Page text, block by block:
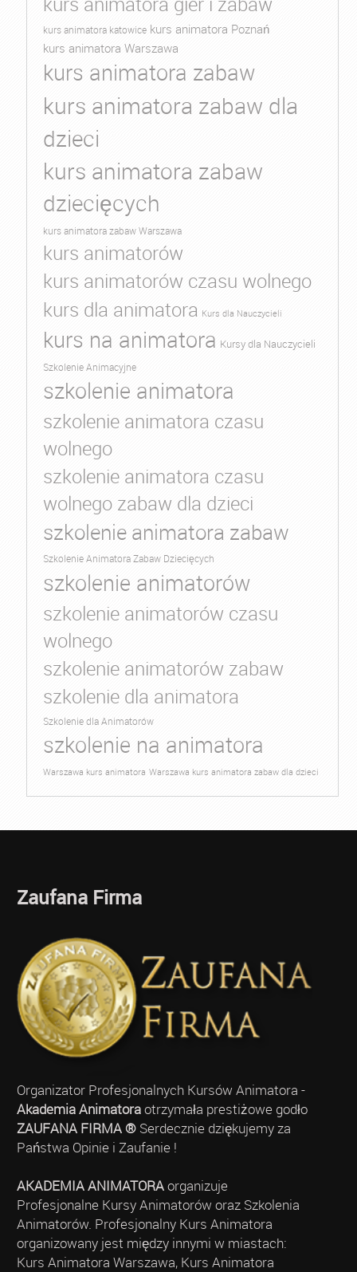
kurs animatora katowice kurs animatora Poznań
kurs animatora Warszawa
kurs animatora zabaw
kurs animatora zabaw dla
dzieci
kurs animatora zabaw
dziecięcych
kurs animatora zabaw Warszawa
kurs animatorów
kurs animatorów czasu wolnego
kurs dla animatora Kurs dla Nauczycieli
kurs na animatora Kursy dla Nauczycieli
Szkolenie Animacyjne
szkolenie animatora
szkolenie animatora czasu
wolnego
szkolenie animatora czasu
wolnego zabaw dla dzieci
szkolenie animatora zabaw
Szkolenie Animatora Zabaw Dziecięcych
szkolenie animatorów
szkolenie animatorów czasu
wolnego
szkolenie animatorów zabaw
szkolenie dla animatora
Szkolenie dla Animatorów
szkolenie na animatora
Warszawa kurs animatora Warszawa kurs animatora zabaw dla dzieci
Zaufana Firma
Organizator Profesjonalnych Kursów Animatora -
Akademia Animatoraotrzymała prestiżowe godło
ZAUFANA FIRMA ®Serdecznie dziękujemy za
Państwa Opinie i Zaufanie !
AKADEMIA ANIMATORAorganizuje
Profesjonalne Kursy Animatorów oraz Szkolenia
Animatorów. Profesjonalny Kurs Animatora
organizowany jest między innymi w miastach:
Kurs Animatora Warszawa, Kurs Animatora